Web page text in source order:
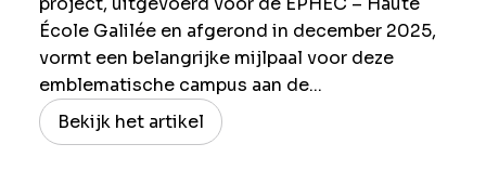
École Galilée en afgerond in december 2025,
vormt een belangrijke mijlpaal voor deze
emblematische campus aan de...
Bekijk het artikel